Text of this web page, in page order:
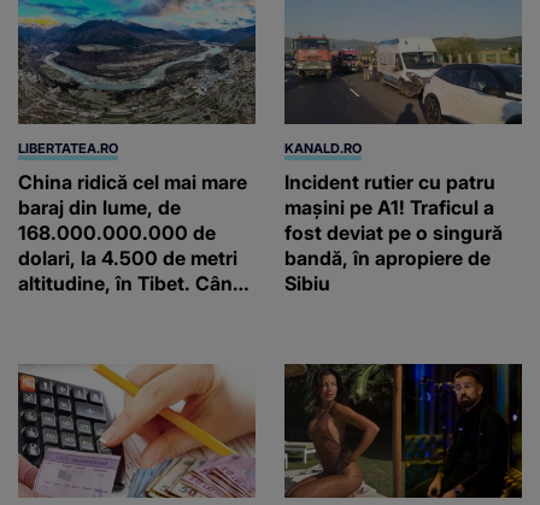
LIBERTATEA.RO
China ridică cel mai mare
baraj din lume, de
168.000.000.000 de
dolari, la 4.500 de metri
altitudine, în Tibet. Când
KANALD.RO
Incident rutier cu patru
mașini pe A1! Traficul a
fost deviat pe o singură
bandă, în apropiere de
Sibiu